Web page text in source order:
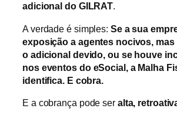
adicional do GILRAT.
A verdade é simples: Se a sua
exposição a agentes nocivos,
o adicional devido, ou se houve
nos eventos do eSocial, a Malha
identifica. E cobra.
E a cobrança pode ser alta,